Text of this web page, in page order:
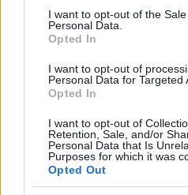
consent section.
I want to opt-out of the
Personal Data.
Opted In
I want to opt-out of
Personal Data for Targeted
Opted In
I want to opt-out of
Retention, Sale, and/or
Personal Data that Is
Purposes for which it was
Opted Out
1
MotoGP: Bezzecchi közel